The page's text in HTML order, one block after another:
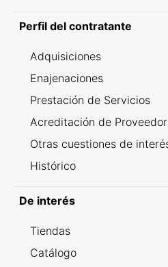
Perfil del contratante
Adquisiciones
Enajenaciones
Prestación de Servicios
Acreditación de
Otras cuestiones de
Histórico
De interés
Tiendas
Catálogo